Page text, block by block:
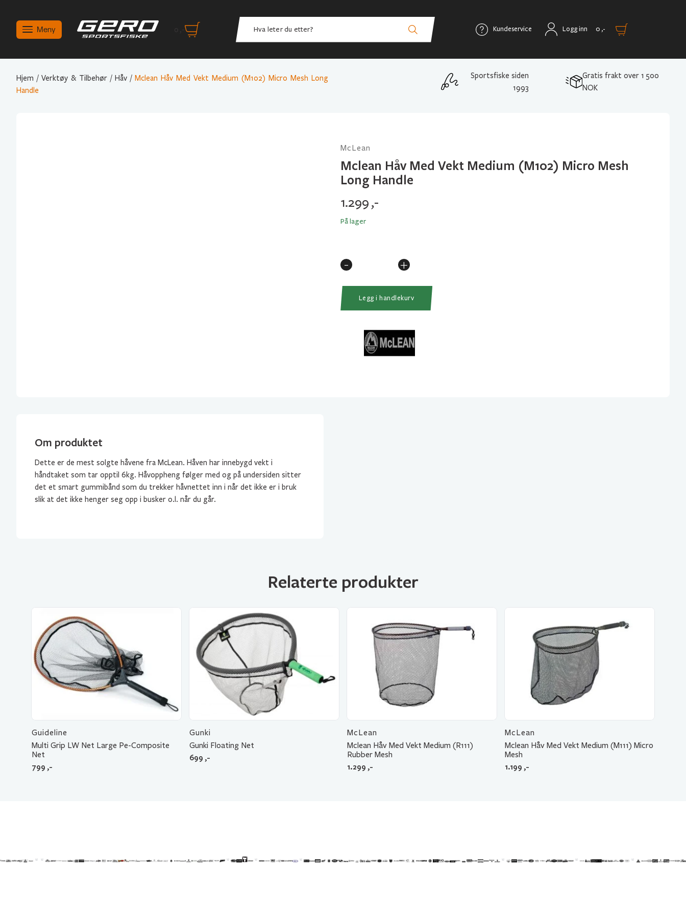
Meny Kundeservice Logg inn 0 ,-
Hjem / Verktøy & Tilbehør / Håv / Mclean Håv Med Vekt Medium (M102) Micro Mesh Long
Handle
Sportsfiske siden
1993
Gratis frakt over 1 500
NOK
McLean
Mclean Håv Med Vekt Medium (M102) Micro Mesh
Long Handle
1.299,-
På lager
+
Med
(M102)
Micro
Mesh
-
Legg i handlekurv
Om produktet
Dette er de mest solgte håvene fra McLean. Håven har innebygd vekt i
håndtaket som tar opptil 6kg. Håvoppheng følger med og på undersiden sitter
det et smart gummibånd som du trekker håvnettet inn i når det ikke er i bruk
slik at det ikke henger seg opp i busker o.l. når du går.
Relaterte produkter
Guideline
Multi Grip LW Net Large Pe-Composite
Net
799 ,-
Gunki
Gunki Floating Net
699 ,-
McLean
Mclean Håv Med Vekt Medium (R111)
Rubber Mesh
1.299 ,-
McLean
Mclean Håv Med Vekt Medium (M111) Micro
Mesh
1.199 ,-